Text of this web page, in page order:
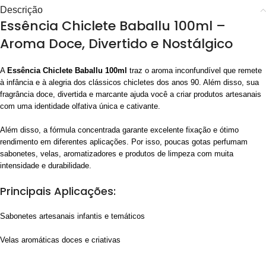
Descrição
Essência Chiclete Baballu 100ml –
Aroma Doce, Divertido e Nostálgico
A Essência Chiclete Baballu 100ml traz o aroma inconfundível que remete
à infância e à alegria dos clássicos chicletes dos anos 90. Além disso, sua
fragrância doce, divertida e marcante ajuda você a criar produtos artesanais
com uma identidade olfativa única e cativante.
Além disso, a fórmula concentrada garante excelente fixação e ótimo
rendimento em diferentes aplicações. Por isso, poucas gotas perfumam
sabonetes, velas, aromatizadores e produtos de limpeza com muita
intensidade e durabilidade.
Principais Aplicações:
Sabonetes artesanais infantis e temáticos
Velas aromáticas doces e criativas